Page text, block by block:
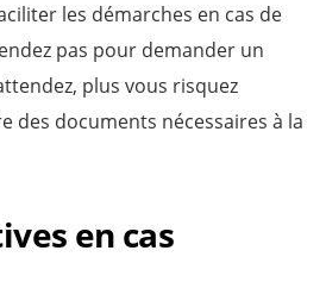
les démarches en cas de
pas pour demander un
plus vous risquez
des documents nécessaires à la
en cas